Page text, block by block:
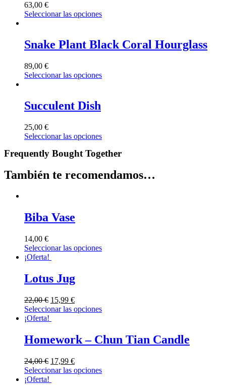
63,00 €
Seleccionar las opciones
Snake Plant Black Coral Hourglass
89,00 €
Seleccionar las opciones
Succulent Dish
25,00 €
Seleccionar las opciones
Frequently Bought Together
También te recomendamos…
Biba Vase
14,00 €
Seleccionar las opciones
¡Oferta!
Lotus Jug
22,00€ 15,99 €
Seleccionar las opciones
¡Oferta!
Homework – Chun Tian Candle
24,00€ 17,99 €
Seleccionar las opciones
¡Oferta!